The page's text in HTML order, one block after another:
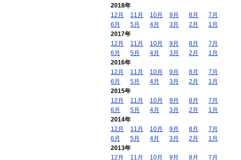
2018年
12月
11月 10月 9月 8月
7月
6月
5月 4月 3月 2月
1月
2017年
12月
11月 10月 9月 8月
7月
6月
5月 4月 3月 2月
1月
2016年
12月
11月 10月 9月 8月
7月
6月
5月 4月 3月 2月
1月
2015年
12月
11月 10月 9月 8月
7月
6月
5月 4月 3月 2月
1月
2014年
12月
11月 10月 9月 8月
7月
6月
5月 4月 3月 2月
1月
2013年
12月
11月 10月 9月 8月 7月